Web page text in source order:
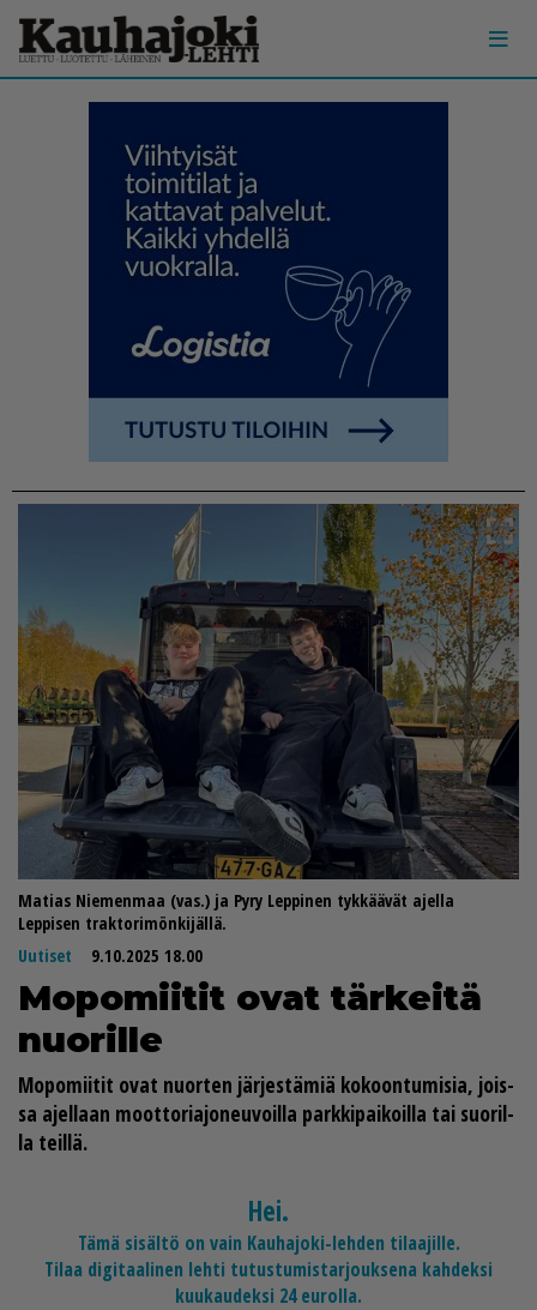
Matias Niemenmaa (vas.) ja Pyry Leppinen tykkäävät ajella
Leppisen traktorimönkijällä.
Uutiset
9.10.2025 18.00
Mo­po­mii­tit ovat tär­kei­tä
nuo­ril­le
Mo­po­mii­tit ovat nuor­ten jär­jes­tä­miä ko­koon­tu­mi­sia, jois­
sa ajel­laan moot­to­ri­a­jo­neu­voil­la park­ki­pai­koil­la tai suo­ril­
la teil­lä.
Hei.
Tämä sisältö on vain Kauhajoki-lehden tilaajille.
Tilaa digitaalinen lehti tutustumistarjouksena kahdeksi
kuukaudeksi 24 eurolla.